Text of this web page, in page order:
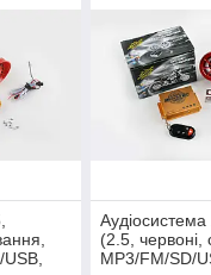
(2.5, червоні,
МР3/FM/SD/